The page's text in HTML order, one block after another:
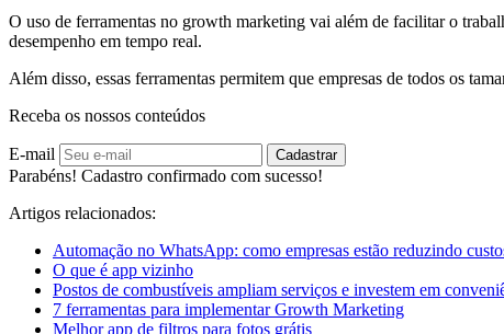
O uso de ferramentas no growth marketing vai além de facilitar o
desempenho em tempo real.
Além disso, essas ferramentas permitem que empresas de todos os
Receba os nossos conteúdos
E-mail Cadastrar
Parabéns! Cadastro confirmado com sucesso!
Artigos relacionados:
Automação no WhatsApp: como empresas estão reduzindo
O que é app vizinho
Postos de combustíveis ampliam serviços e investem em
7 ferramentas para implementar Growth Marketing
Melhor app de filtros para fotos grátis